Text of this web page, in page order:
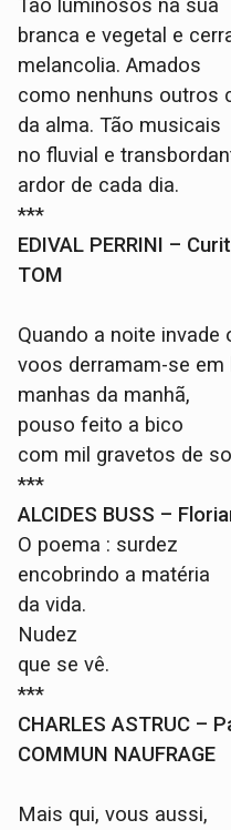
Tão luminosos na sua
branca e vegetal e
melancolia. Amados
como nenhuns outros
da alma. Tão musicais
no fluvial e
ardor de cada dia.
***
EDIVAL PERRINI –
TOM
Quando a noite invade
voos derramam-se em
manhas da manhã,
pouso feito a bico
com mil gravetos de
***
ALCIDES BUSS –
O poema : surdez
encobrindo a matéria
da vida.
Nudez
que se vê.
***
CHARLES ASTRUC –
COMMUN NAUFRAGE
Mais qui, vous aussi,